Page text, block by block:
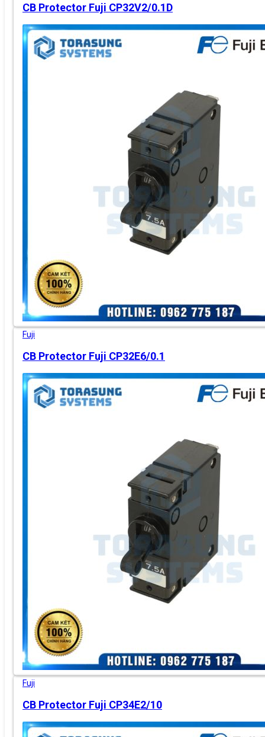
CB Protector Fuji CP32V2/0.1D
Fuji
CB Protector Fuji CP32E6/0.1
Fuji
CB Protector Fuji CP34E2/10